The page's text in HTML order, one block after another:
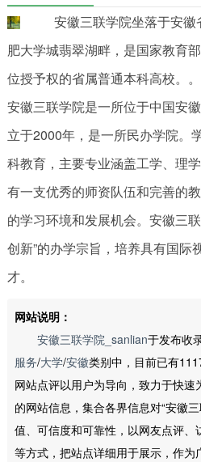
安徽三联学院坐落于安
肥大学城翡翠湖畔，是国家教育
位授予权的省属普通本科高校。。
安徽三联学院是一所位于中国安
立于2000年，是一所民办学院。
科教育，主要专业涵盖工学、理
有一支优秀的师资队伍和完善的
的学习环境和发展机会。安徽三
创新”的办学宗旨，培养具有国际
才。
网站说明：
安徽三联学院_sanlian于发布收
服务/大学/安徽类别中，目前已有
网站点评以用户为导向，致力于快
的网站信息，集合各界信息对“安徽
值、可信度和可靠性，以网友点评
等方式，把站点详细用于展示，作为